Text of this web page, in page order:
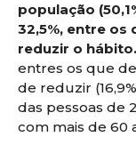
população
32,5%, entre os
reduzir o hábito.
entres os que
de reduzir
das pessoas de
com mais de 60